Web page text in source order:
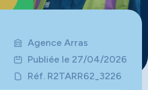
Agence Arras
Publiée le 27/04/2026
Réf. R2TARR62_3226